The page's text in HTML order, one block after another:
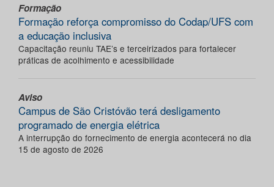
Formação
Formação reforça compromisso do Codap/UFS com
a educação inclusiva
Capacitação reuniu TAE’s e terceirizados para fortalecer
práticas de acolhimento e acessibilidade
Aviso
Campus de São Cristóvão terá desligamento
programado de energia elétrica
A interrupção do fornecimento de energia acontecerá no dia
15 de agosto de 2026